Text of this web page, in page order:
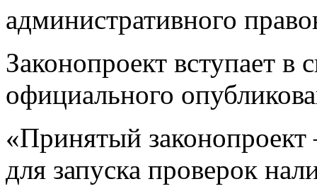
административного
Законопроект вступает в
официального
«Принятый законопроект
для запуска проверок